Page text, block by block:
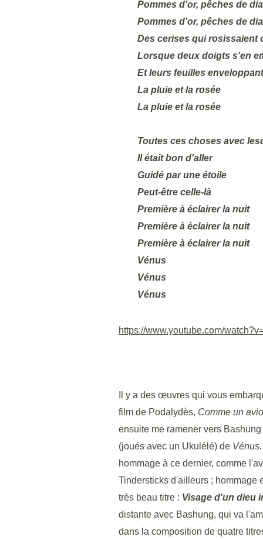
Pommes d'or, pêches de
Pommes d'or, pêches de
Des cerises qui rosissaient
Lorsque deux doigts s'en
Et leurs feuilles
La pluie et la rosée
La pluie et la rosée
Toutes ces choses avec
Il était bon d'aller
Guidé par une étoile
Peut-être celle-là
Première à éclairer la nuit
Première à éclairer la nuit
Première à éclairer la nuit
Vénus
Vénus
Vénus
https://www.youtube.com/
Il y a des œuvres qui vous
film de Podalydès, Comme un
ensuite me ramener vers
(joués avec un Ukulélé) de Vénus.
hommage à ce dernier, comme
Tindersticks d'ailleurs ; hommage
très beau titre : Visage d'un dieu
distante avec Bashung, qui va
dans la composition de quatre